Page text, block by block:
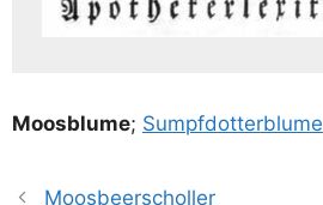
Moos­blu­me; Sumpf­dot­ter­blu­me
Moosbeerscholler